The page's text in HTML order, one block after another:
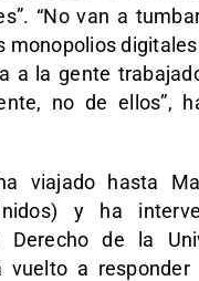
“No van a
monopolios
a la gente
no de ellos”,
viajado hasta
y ha
Derecho de la
vuelto a responder